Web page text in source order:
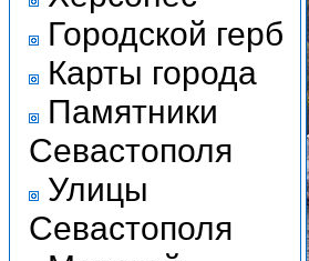
Городской герб
Карты города
Памятники
Севастополя
Улицы
Севастополя